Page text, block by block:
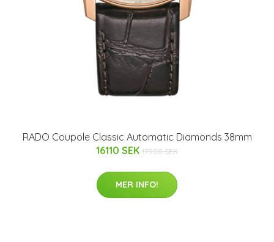
RADO Coupole Classic Automatic Diamonds 38mm
16110 SEK 17900 SEK
MER INFO!